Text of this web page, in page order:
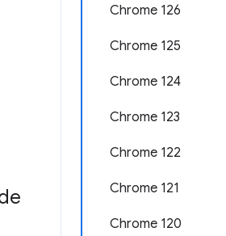
Chrome 126
Chrome 125
Chrome 124
Chrome 123
Chrome 122
Chrome 121
Chrome 120